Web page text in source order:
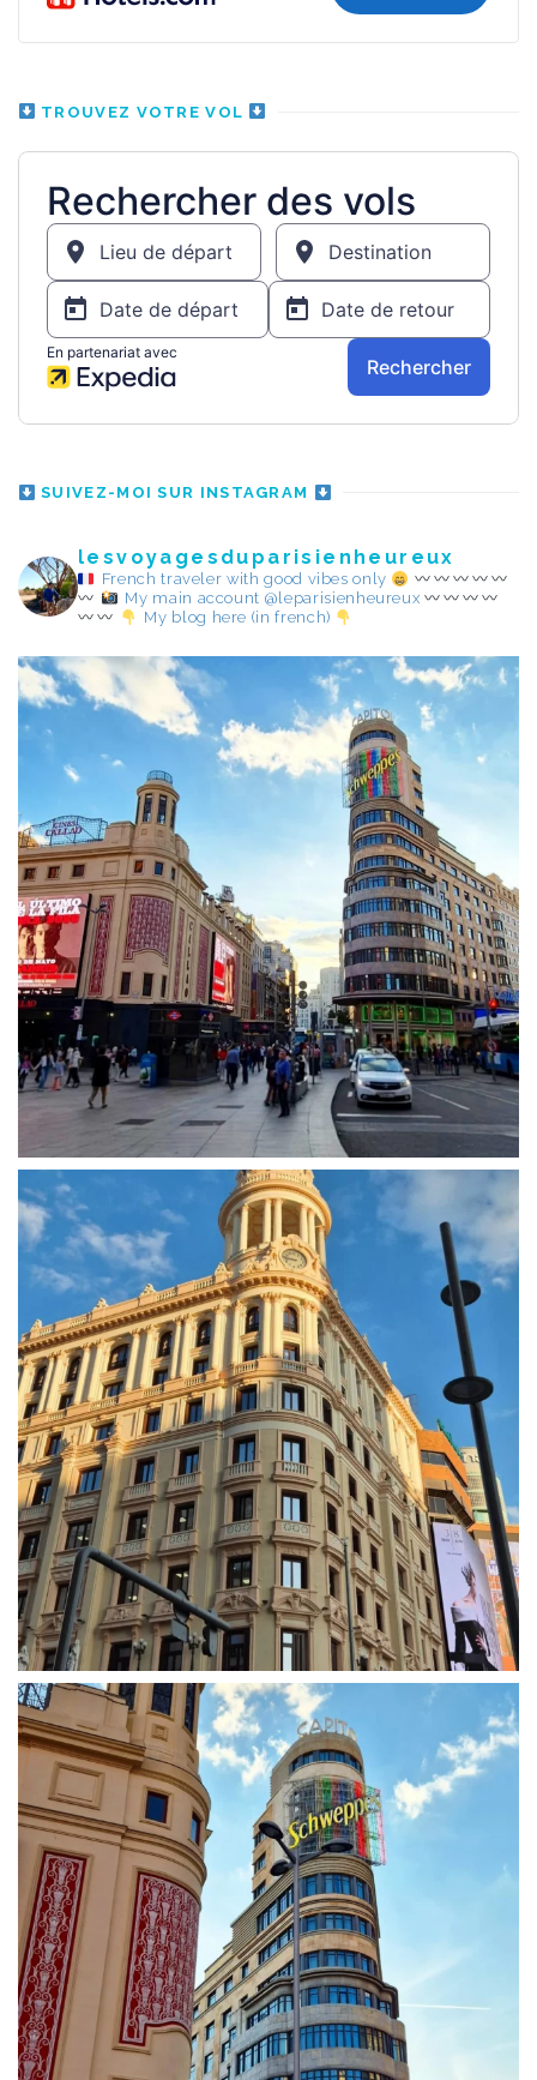
TROUVEZ VOTRE VOL
SUIVEZ-MOI SUR INSTAGRAM
lesvoyagesduparisienheureux
French traveler with good vibes only
My main account @leparisienheureux
My blog here (in french)